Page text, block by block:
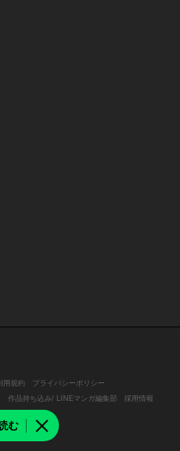
む
用規約
プライバシーポリシー
作品持ち込み/ LINEマンガ編集部
採用情報